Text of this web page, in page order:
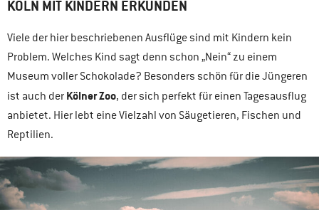
KÖLN MIT KINDERN ERKUNDEN
Viele der hier beschriebenen Ausflüge sind mit Kindern kein
Problem. Welches Kind sagt denn schon „Nein“ zu einem
Museum voller Schokolade? Besonders schön für die Jüngeren
ist auch der Kölner Zoo, der sich perfekt für einen Tagesausflug
anbietet. Hier lebt eine Vielzahl von Säugetieren, Fischen und
Reptilien.